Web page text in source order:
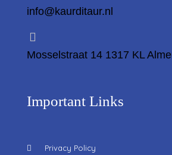
info@kaurditaur.nl
Mosselstraat 14 1317 KL
Important Links
Privacy Policy